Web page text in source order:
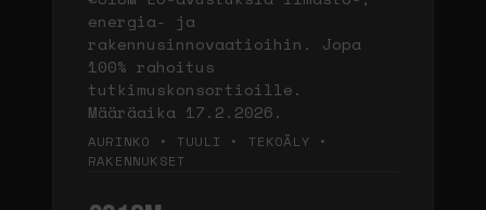
energia- ja
rakennusinnovaatioihin. Jopa
100% rahoitus
tutkimuskonsortioille.
Määräaika 17.2.2026.
AURINKO • TUULI • TEKOÄLY •
RAKENNUKSET